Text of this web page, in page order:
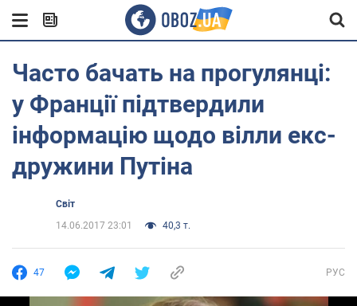
Часто бачать на прогулянці:
у Франції підтвердили
інформацію щодо вілли екс-
дружини Путіна
Світ
14.06.2017 23:01
40,3 т.
47 РУС